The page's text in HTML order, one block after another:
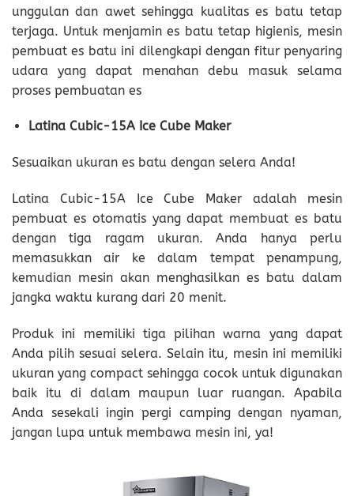
unggulan dan awet sehingga kualitas es batu tetap
terjaga. Untuk menjamin es batu tetap higienis, mesin
pembuat es batu ini dilengkapi dengan fitur penyaring
udara yang dapat menahan debu masuk selama
proses pembuatan es
Latina Cubic-15A Ice Cube Maker
Sesuaikan ukuran es batu dengan selera Anda!
Latina Cubic-15A Ice Cube Maker adalah mesin
pembuat es otomatis yang dapat membuat es batu
dengan tiga ragam ukuran. Anda hanya perlu
memasukkan air ke dalam tempat penampung,
kemudian mesin akan menghasilkan es batu dalam
jangka waktu kurang dari 20 menit.
Produk ini memiliki tiga pilihan warna yang dapat
Anda pilih sesuai selera. Selain itu, mesin ini memiliki
ukuran yang compact sehingga cocok untuk digunakan
baik itu di dalam maupun luar ruangan. Apabila
Anda sesekali ingin pergi camping dengan nyaman,
jangan lupa untuk membawa mesin ini, ya!